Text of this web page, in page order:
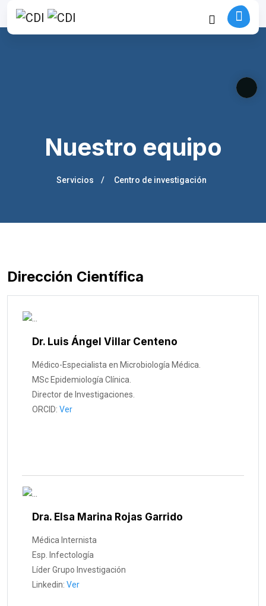
Nuestro equipo
Servicios Centro de investigación
Dirección Científica
Dr. Luis Ángel Villar Centeno
Médico-Especialista en Microbiología Médica.
MSc Epidemiología Clínica.
Director de Investigaciones.
ORCID: Ver
Dra. Elsa Marina Rojas Garrido
Médica Internista
Esp. Infectología
Líder Grupo Investigación
Linkedin: Ver